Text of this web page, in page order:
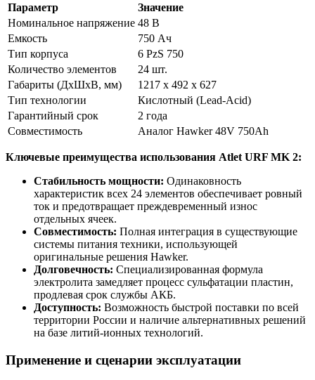
Параметр
Значение
Номинальное напряжение 48 В
Емкость
750 Ач
Тип корпуса
6 PzS 750
Количество элементов
24 шт.
Габариты (ДхШхВ, мм)
1217 х 492 х 627
Тип технологии
Кислотный (Lead-Acid)
Гарантийный срок
2 года
Совместимость
Аналог Hawker 48V 750Ah
Ключевые преимущества использования Atlet URF MK 2:
Стабильность мощности: Одинаковность
характеристик всех 24 элементов обеспечивает ровный
ток и предотвращает преждевременный износ
отдельных ячеек.
Совместимость: Полная интеграция в существующие
системы питания техники, использующей
оригинальные решения Hawker.
Долговечность: Специализированная формула
электролита замедляет процесс сульфатации пластин,
продлевая срок службы АКБ.
Доступность: Возможность быстрой поставки по всей
территории России и наличие альтернативных решений
на базе литий-ионных технологий.
Применение и сценарии эксплуатации